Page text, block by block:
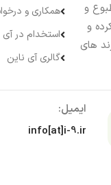
و
و
های
همکاری و
استخدام در آی
گالری آی ناین
ایمیل:
info[at]i-9.ir